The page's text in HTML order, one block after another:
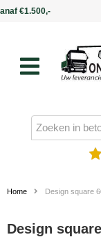
Home Design square
Design